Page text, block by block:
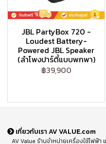
JBL PartyBox 720 -
Loudest Battery-
Powered JBL Speaker
(ลำโพงปาร์ตี้แบบพกพา)
฿39,900
เกี่ยวกับเรา AV VALUE.com
AV Value ร้านจำหน่ายเครื่องใช้ไฟฟ้